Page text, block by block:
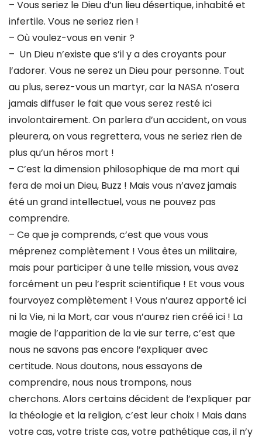
– Vous seriez le Dieu d’un lieu désertique, inhabité et
infertile. Vous ne seriez rien !
– Où voulez-vous en venir ?
– Un Dieu n’existe que s’il y a des croyants pour
l’adorer. Vous ne serez un Dieu pour personne. Tout
au plus, serez-vous un martyr, car la NASA n’osera
jamais diffuser le fait que vous serez resté ici
involontairement. On parlera d’un accident, on vous
pleurera, on vous regrettera, vous ne seriez rien de
plus qu’un héros mort !
– C’est la dimension philosophique de ma mort qui
fera de moi un Dieu, Buzz ! Mais vous n’avez jamais
été un grand intellectuel, vous ne pouvez pas
comprendre.
– Ce que je comprends, c’est que vous vous
méprenez complètement ! Vous êtes un militaire,
mais pour participer à une telle mission, vous avez
forcément un peu l’esprit scientifique ! Et vous vous
fourvoyez complètement ! Vous n’aurez apporté ici
ni la Vie, ni la Mort, car vous n’aurez rien créé ici ! La
magie de l’apparition de la vie sur terre, c’est que
nous ne savons pas encore l’expliquer avec
certitude. Nous doutons, nous essayons de
comprendre, nous nous trompons, nous
cherchons. Alors certains décident de l’expliquer par
la théologie et la religion, c’est leur choix ! Mais dans
votre cas, votre triste cas, votre pathétique cas, il n’y